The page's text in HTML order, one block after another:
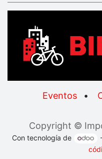
Eventos •
Copyright ©
Con tecnología de